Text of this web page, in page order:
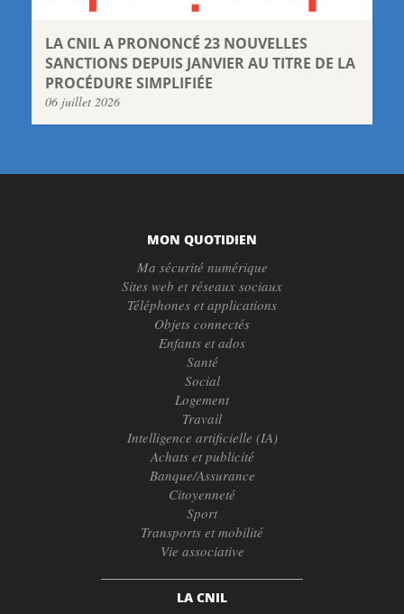
LA CNIL A PRONONCÉ 23 NOUVELLES
SANCTIONS DEPUIS JANVIER AU TITRE DE LA
PROCÉDURE SIMPLIFIÉE
06 juillet 2026
MON QUOTIDIEN
Ma sécurité numérique
Sites web et réseaux sociaux
Téléphones et applications
Objets connectés
Enfants et ados
Santé
Social
Logement
Travail
Intelligence artificielle (IA)
Achats et publicité
Banque/Assurance
Citoyenneté
Sport
Transports et mobilité
Vie associative
LA CNIL